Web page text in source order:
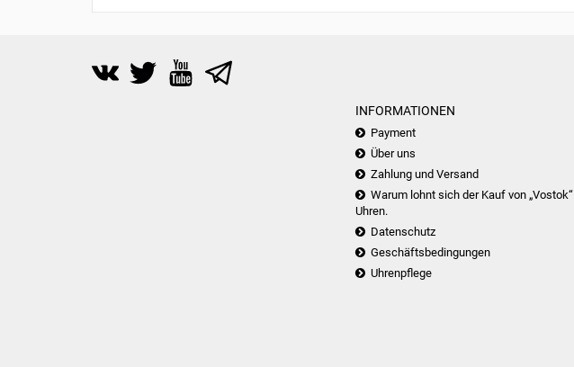
INFORMATIONEN
Payment
Über uns
Zahlung und Versand
Warum lohnt sich der Kauf von „Vostok“
Uhren.
Datenschutz
Geschäftsbedingungen
Uhrenpflege